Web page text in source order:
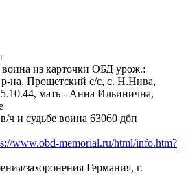
из карточки ОБД урож.:
на, Прощетский с/с, с. Н.Нива,
мать - Анна Ильинична,
ч и судьбе воина 63060 дбп
www.obd-memorial.ru/html/info.htm?
захоронения Германия, г.